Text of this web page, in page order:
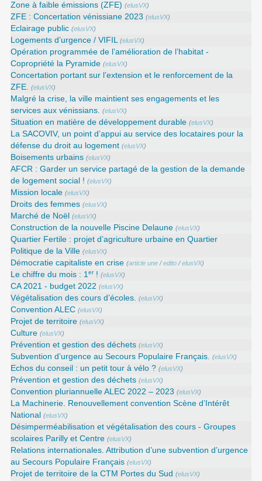
Zone à faible émissions (ZFE) (elusVX)
ZFE : Concertation vénissiane 2023 (elusVX)
Eclairage public (elusVX)
Logements d’urgence / VIFIL (elusVX)
Opération programmée de l’amélioration de l’habitat -
Copropriété la Pyramide (elusVX)
Concertation portant sur l’extension et le renforcement de la
ZFE. (elusVX)
Malgré la crise, la ville maintient ses engagements et les
services aux vénissians. (elusVX)
Situation en matière de développement durable (elusVX)
La SACOVIV, un point d’appui au service des locataires pour la
défense du droit au logement (elusVX)
Boisements urbains (elusVX)
AFCR : Garder un service partagé de la gestion de la demande
de logement social ! (elusVX)
Mission locale (elusVX)
Droits des femmes (elusVX)
Marché de Noël (elusVX)
Construction de la nouvelle Piscine Delaune (elusVX)
Quartier Fertile : projet d’agriculture urbaine en Quartier
Politique de la Ville (elusVX)
Démocratie capitaliste en crise (article une /edito /elusVX)
Le chiffre du mois : 1er! (elusVX)
CA 2021 - budget 2022 (elusVX)
Végétalisation des cours d’écoles. (elusVX)
Convention ALEC (elusVX)
Projet de territoire (elusVX)
Culture (elusVX)
Prévention et gestion des déchets (elusVX)
Subvention d’urgence au Secours Populaire Français. (elusVX)
Echos du conseil : un petit tour à vélo ? (elusVX)
Prévention et gestion des déchets (elusVX)
Convention pluriannuelle ALEC 2022 – 2023 (elusVX)
La Machinerie. Renouvellement convention Scène d’Intérêt
National
(elusVX)
Désimperméabilisation et végétalisation des cours - Groupes
scolaires Parilly et Centre (elusVX)
Relations internationales. Attribution d’une subvention d’urgence
au Secours Populaire Français (elusVX)
Projet de territoire de la CTM Portes du Sud (elusVX)